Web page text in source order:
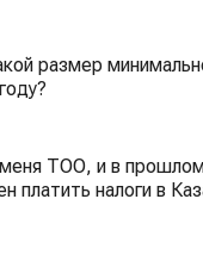
размер
ТОО, и в
платить налоги в